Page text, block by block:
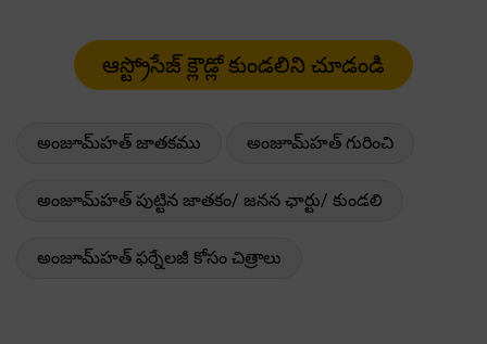
అంజూమ్‌హత్ జాతకము అంజూమ్‌హత్ గురించి
అంజూమ్‌హత్ పుట్టిన జాతకం/ జనన ఛార్టు/ కుండలి
అంజూమ్‌హత్ ఫర్నేలజీ కోసం చిత్రాలు